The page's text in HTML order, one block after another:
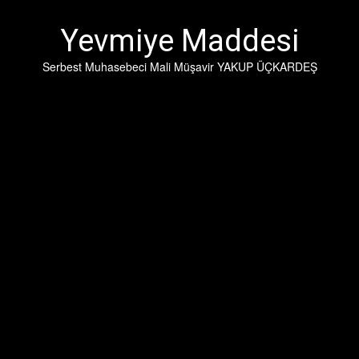
Yevmiye Maddesi
Serbest Muhasebeci Mali Müşavir YAKUP ÜÇKARDEŞ